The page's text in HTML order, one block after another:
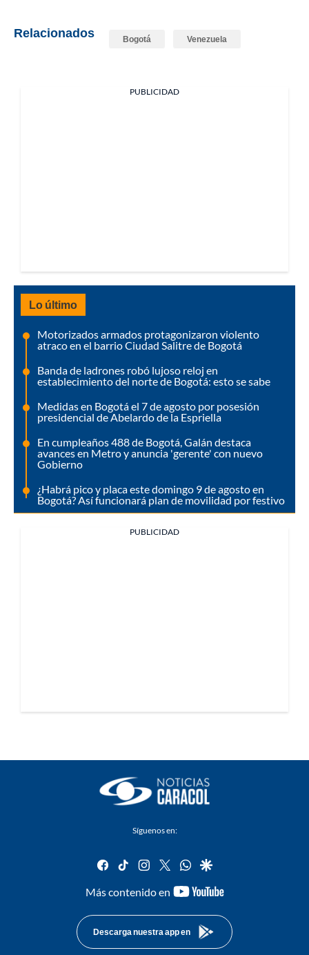
Relacionados Bogotá Venezuela
PUBLICIDAD
Lo último
Motorizados armados protagonizaron violento
atraco en el barrio Ciudad Salitre de Bogotá
Banda de ladrones robó lujoso reloj en
establecimiento del norte de Bogotá: esto se sabe
Medidas en Bogotá el 7 de agosto por posesión
presidencial de Abelardo de la Espriella
En cumpleaños 488 de Bogotá, Galán destaca
avances en Metro y anuncia 'gerente' con nuevo
Gobierno
¿Habrá pico y placa este domingo 9 de agosto en
Bogotá? Así funcionará plan de movilidad por festivo
PUBLICIDAD
Síguenos en:
facebook
tiktok instagram
twitterwhatsapp
google
Más contenido en
youtube-
Descarga nuestra app en